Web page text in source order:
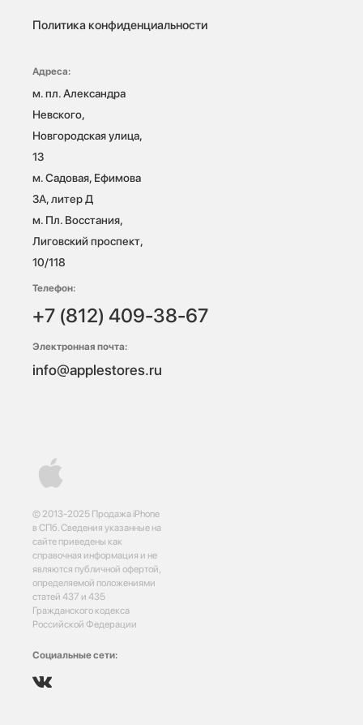
© 2013-2025 Продажа iPhone
в СПб. Сведения указанные на
сайте приведены как
справочная информация и не
являются публичной офертой,
определяемой положениями
статей 437 и 435
Гражданского кодекса
Российской Федерации
Социальные сети:
Политика конфиденциальности
Адреса:
м. пл. Александра
Невского,
Новгородская улица,
13
м. Садовая, Ефимова
3А, литер Д
м. Пл. Восстания,
Лиговский проспект,
10/118
Телефон:
+7 (812) 409-38-67
Электронная почта:
info@applestores.ru